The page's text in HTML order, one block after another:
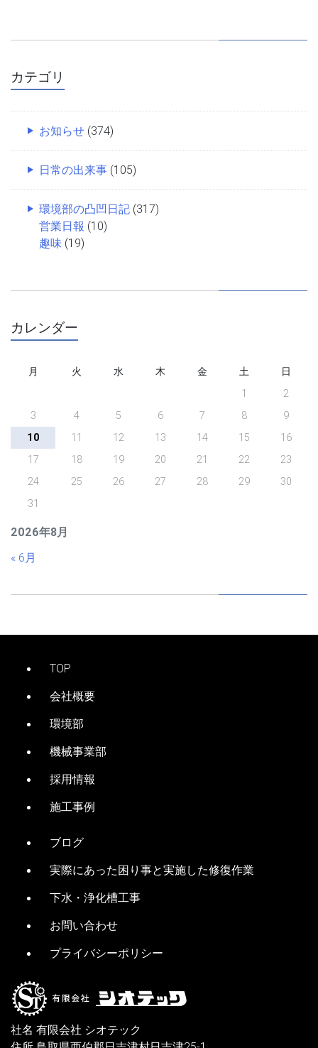
カテゴリ
お知らせ (374)
日常の出来事 (105)
環境部の凸凹日記 (317)
営業日報 (10)
趣味 (19)
カレンダー
2026年8月
月 火 水 木 金 土
日
1
2
3
4 5 6 7 8
9
10
11 12 13 14 15
16
17
18 19 20 21 22
23
24
25 26 27 28 29
30
31
« 6月
TOP
会社概要
環境部
機械事業部
採用情報
施工事例
ブログ
実際にあった困り事と実施した修復作業
下水・浄化槽工事
お問い合わせ
プライバシーポリシー
社名 有限会社 シオテック